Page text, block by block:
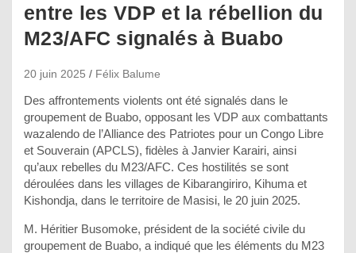
entre les VDP et la rébellion du
M23/AFC signalés à Buabo
20 juin 2025 Félix Balume
Des affrontements violents ont été signalés dans le
groupement de Buabo, opposant les VDP aux combattants
wazalendo de l’Alliance des Patriotes pour un Congo Libre
et Souverain (APCLS), fidèles à Janvier Karairi, ainsi
qu’aux rebelles du M23/AFC. Ces hostilités se sont
déroulées dans les villages de Kibarangiriro, Kihuma et
Kishondja, dans le territoire de Masisi, le 20 juin 2025.
M. Héritier Busomoke, président de la société civile du
groupement de Buabo, a indiqué que les éléments du M23